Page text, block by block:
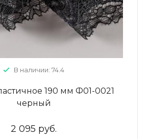
В наличии: 74.4
190 мм Ф01-0021
черный
2 095 руб.